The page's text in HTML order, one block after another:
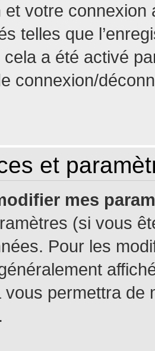
et votre
telles que
a été activé
connexion/
et
mes
(si vous
Pour les
vous permettra de